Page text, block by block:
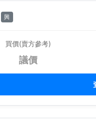
興
買價(賣方參考)
議價